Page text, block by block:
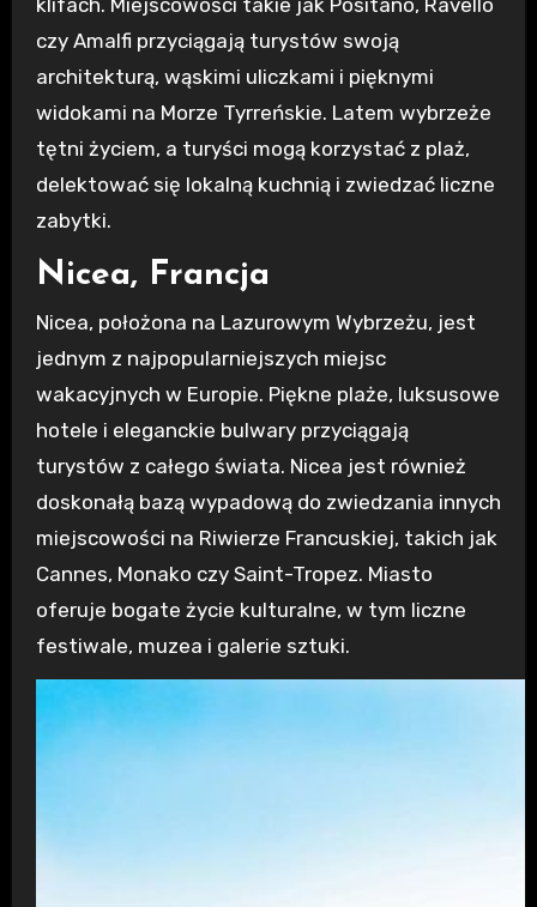
czy Amalfi przyciągają turystów swoją
architekturą, wąskimi uliczkami i pięknymi
widokami na Morze Tyrreńskie. Latem wybrzeże
tętni życiem, a turyści mogą korzystać z plaż,
delektować się lokalną kuchnią i zwiedzać liczne
zabytki.
Nicea, Francja
Nicea, położona na Lazurowym Wybrzeżu, jest
jednym z najpopularniejszych miejsc
wakacyjnych w Europie. Piękne plaże, luksusowe
hotele i eleganckie bulwary przyciągają
turystów z całego świata. Nicea jest również
doskonałą bazą wypadową do zwiedzania innych
miejscowości na Riwierze Francuskiej, takich jak
Cannes, Monako czy Saint-Tropez. Miasto
oferuje bogate życie kulturalne, w tym liczne
festiwale, muzea i galerie sztuki.